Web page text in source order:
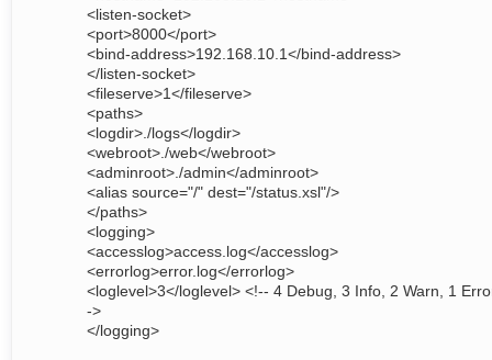
<listen-socket>
<port>8000</port>
<bind-address>192.168.10.1</bind-address>
</listen-socket>
<fileserve>1</fileserve>
<paths>
<logdir>./logs</logdir>
<webroot>./web</webroot>
<adminroot>./admin</adminroot>
<alias source="/" dest="/status.xsl"/>
</paths>
<logging>
<accesslog>access.log</accesslog>
<errorlog>error.log</errorlog>
<loglevel>3</loglevel> <!-- 4 Debug, 3 Info, 2 Warn, 1
->
</logging>